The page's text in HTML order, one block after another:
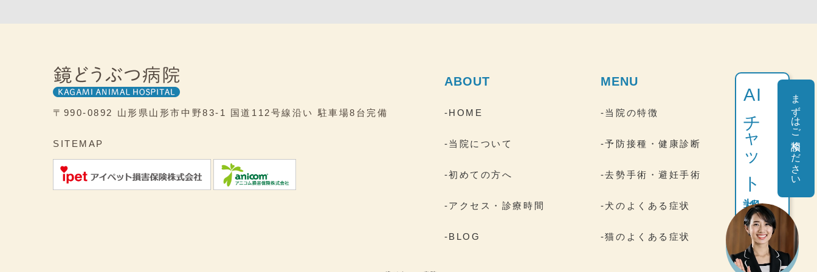
〒990-0892 山形県山形市中野83-1 国道112号線沿い 駐車場8台完備
SITEMAP
ABOUT
-HOME
-当院について
-初めての方へ
-アクセス・診療時間
-BLOG
MENU
-当院の特徴
-予防接種・健康診断
-去勢手術・避妊手術
-犬のよくある症状
-猫のよくある症状
AI
チャット相談 まずはご相談ください